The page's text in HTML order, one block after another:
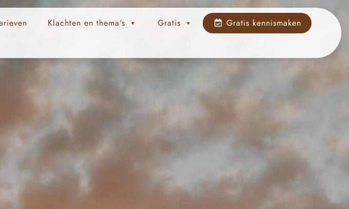
Klachten en thema's Gratis Gratis kennismaken